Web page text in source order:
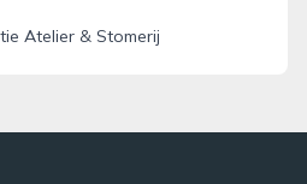
Atelier & Stomerij